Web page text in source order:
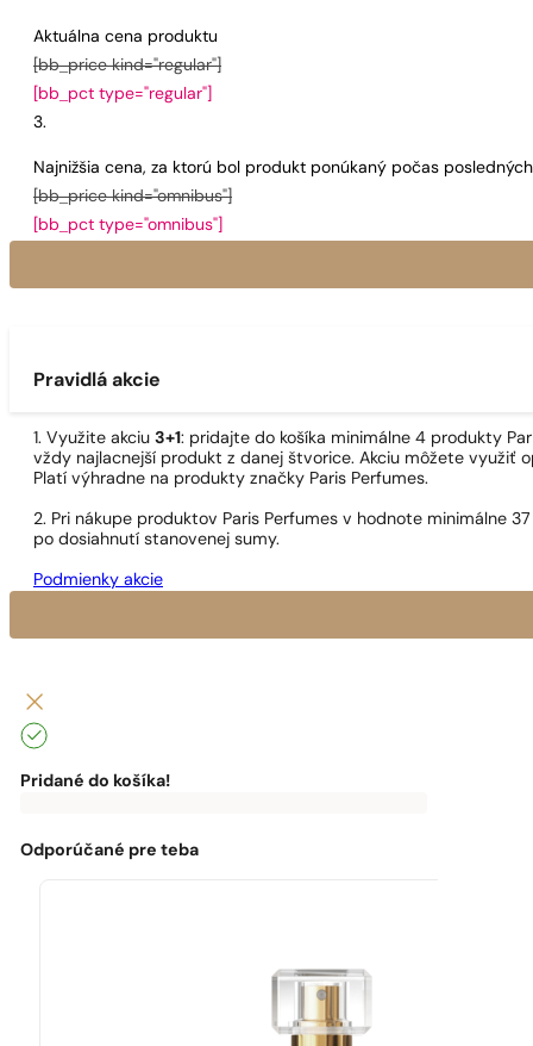
Aktuálna cena produktu
[bb_price kind="regular"]
[bb_pct type="regular"]
Najnižšia cena, za ktorú bol produkt ponúkaný počas
[bb_price kind="omnibus"]
[bb_pct type="omnibus"]
Pravidlá akcie
1. Využite akciu 3+1: pridajte do košíka minimálne 4 produkty
vždy najlacnejší produkt z danej štvorice. Akciu môžete využiť
Platí výhradne na produkty značky Paris Perfumes.
2. Pri nákupe produktov Paris Perfumes v hodnote minimálne
po dosiahnutí stanovenej sumy.
Podmienky akcie
Pridané do košíka!
zadarmo
ti
dopravu
zadarmo!
Odporúčané pre teba